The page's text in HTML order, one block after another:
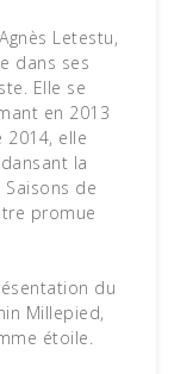
Letestu,
dans ses
Elle se
en 2013
2014, elle
la
de
promue
du
Millepied,
étoile.